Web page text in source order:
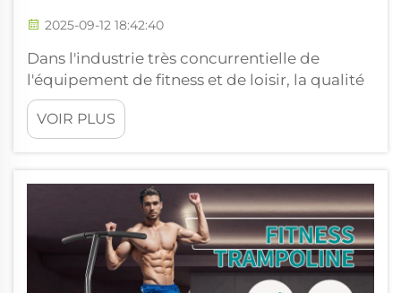
2025-09-12 18:42:40
Dans l'industrie très concurrentielle de
l'équipement de fitness et de loisir, la qualité
n'est pas simplement une caractéristique :
c'est un critère essentiel de différenciation
qui définit la réputation de la marque, la
à long terme. Pour les acheteurs B2B à la
recherche de solutions fiables...
VOIR PLUS